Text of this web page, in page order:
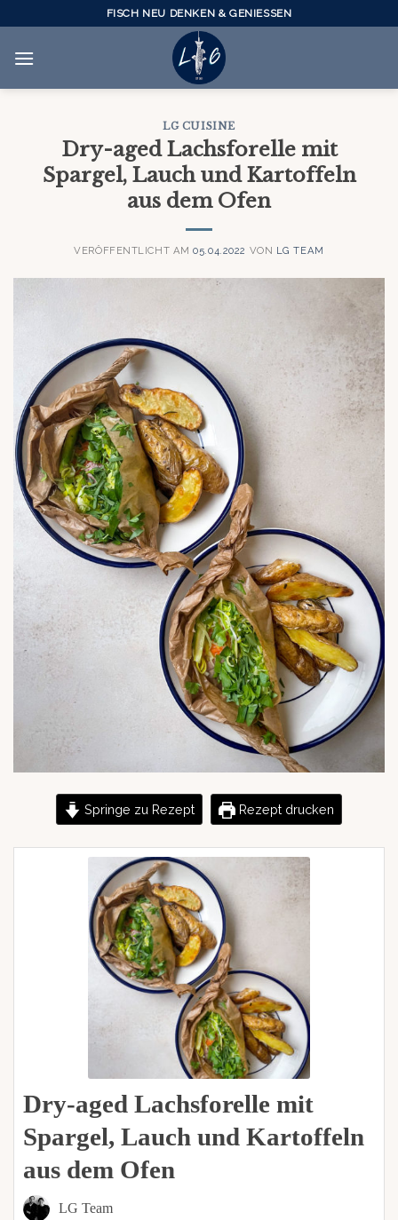
to
content
FISCH NEU DENKEN & GENIESSEN
LG CUISINE
Dry-aged Lachsforelle mit
Spargel, Lauch und Kartoffeln
aus dem Ofen
VERÖFFENTLICHT AM05.04.2022 VON LG TEAM
Springe zu Rezept Rezept drucken
Dry-aged Lachsforelle mit
Spargel, Lauch und Kartoffeln
aus dem Ofen
LG Team